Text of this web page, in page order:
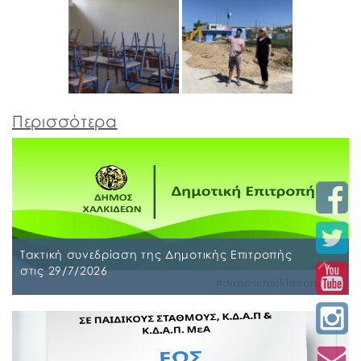
Περισσότερα
Τακτική συνεδρίαση της Δημοτικής Επιτροπής
στις 29/7/2026
Τακτική συνεδρίαση της Δημοτικής Επιτροπής θα
διεξαχθεί στο Δημοτικό Κατάστημα επί των οδών